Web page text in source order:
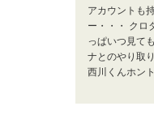
アカウントも
ー・・・ クロ
っぱいつ見て
ナとのやり取
西川くんホン